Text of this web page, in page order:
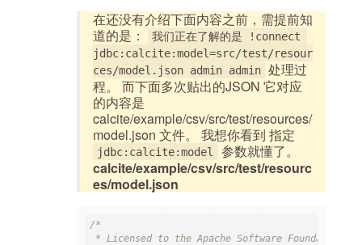
在还没有介绍下面内容之前，需提前知
道的是：
我们正在了解的是 !connect
jdbc:calcite:model=src/test/resour
ces/model.json admin admin 处理过
程。 而下面多次贴出的JSON 它对应
的内容是
calcite/example/csv/src/test/resources/
model.json 文件。 我想你看到 指定
jdbc:calcite:model
参数就懂了。
calcite/example/csv/src/test/resourc
es/model.json
/*
* Licensed to the Apache Software Foundation